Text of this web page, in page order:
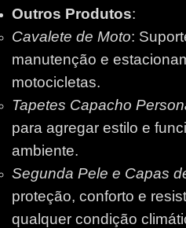
Outros Produtos:
Cavalete de Moto:
manutenção e
motocicletas.
Tapetes Capacho
para agregar estilo e
ambiente.
Segunda Pele e Capas
proteção, conforto e
qualquer condição